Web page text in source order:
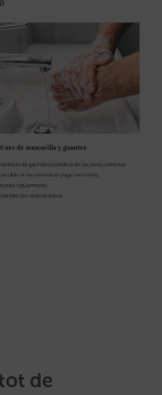
de